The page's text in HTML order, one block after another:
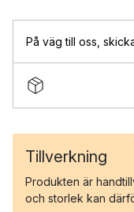
På väg till oss
Tillverkning
Produkten är
och storlek kan